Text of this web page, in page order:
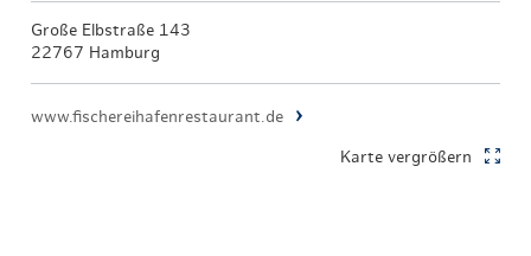
Große Elbstraße 143
22767 Hamburg
www.fischereihafenrestaurant.de
Karte vergrößern